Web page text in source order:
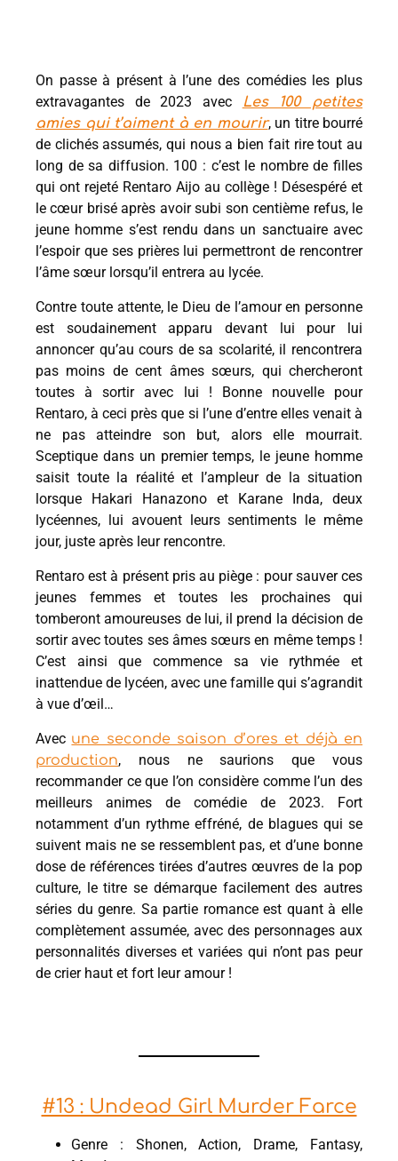
On passe à présent à l’une des comédies les plus
extravagantes de 2023 avec
Les 100 petites
amies qui t’aiment à en mourir, un titre bourré
de clichés assumés, qui nous a bien fait rire tout au
long de sa diffusion. 100 : c’est le nombre de filles
qui ont rejeté Rentaro Aijo au collège ! Désespéré et
le cœur brisé après avoir subi son centième refus, le
jeune homme s’est rendu dans un sanctuaire avec
l’espoir que ses prières lui permettront de rencontrer
l’âme sœur lorsqu’il entrera au lycée.
Contre toute attente, le Dieu de l’amour en personne
est soudainement apparu devant lui pour lui
annoncer qu’au cours de sa scolarité, il rencontrera
pas moins de cent âmes sœurs, qui chercheront
toutes à sortir avec lui ! Bonne nouvelle pour
Rentaro, à ceci près que si l’une d’entre elles venait à
ne pas atteindre son but, alors elle mourrait.
Sceptique dans un premier temps, le jeune homme
saisit toute la réalité et l’ampleur de la situation
lorsque Hakari Hanazono et Karane Inda, deux
lycéennes, lui avouent leurs sentiments le même
jour, juste après leur rencontre.
Rentaro est à présent pris au piège : pour sauver ces
jeunes femmes et toutes les prochaines qui
tomberont amoureuses de lui, il prend la décision de
sortir avec toutes ses âmes sœurs en même temps !
C’est ainsi que commence sa vie rythmée et
inattendue de lycéen, avec une famille qui s’agrandit
à vue d’œil…
Avec une seconde saison d’ores et déjà en
production, nous ne saurions que vous
recommander ce que l’on considère comme l’un des
meilleurs animes de comédie de 2023. Fort
notamment d’un rythme effréné, de blagues qui se
suivent mais ne se ressemblent pas, et d’une bonne
dose de références tirées d’autres œuvres de la pop
culture, le titre se démarque facilement des autres
séries du genre. Sa partie romance est quant à elle
complètement assumée, avec des personnages aux
personnalités diverses et variées qui n’ont pas peur
de crier haut et fort leur amour !
#13 : Undead Girl Murder Farce
Genre : Shonen, Action, Drame, Fantasy,